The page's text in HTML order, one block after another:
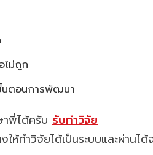
ไม่ถูก
นตอนการพัฒนา
พี่ได้ครับ รับทำวิจัย
ให้ทำวิจัยได้เป็นระบบและผ่านได้